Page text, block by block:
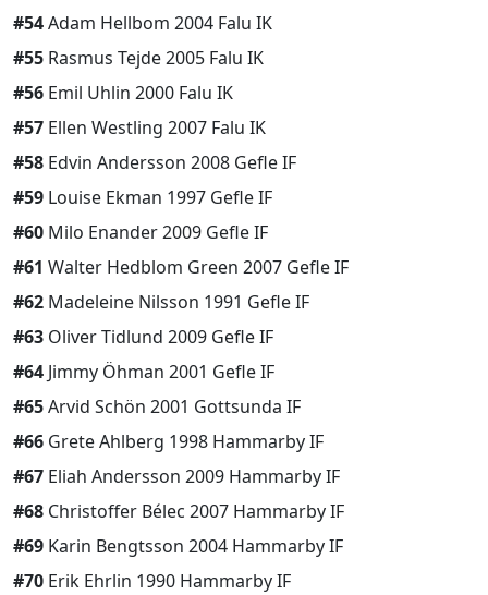
#54Adam Hellbom 2004 Falu IK
#55 Rasmus Tejde 2005 Falu IK
#56 Emil Uhlin 2000 Falu IK
#57 Ellen Westling 2007 Falu IK
#58 Edvin Andersson 2008 Gefle IF
#59 Louise Ekman 1997 Gefle IF
#60 Milo Enander 2009 Gefle IF
#61 Walter Hedblom Green 2007 Gefle IF
#62 Madeleine Nilsson 1991 Gefle IF
#63 Oliver Tidlund 2009 Gefle IF
#64 Jimmy Öhman 2001 Gefle IF
#65Arvid Schön 2001 Gottsunda IF
#66 Grete Ahlberg 1998 Hammarby IF
#67 Eliah Andersson 2009 Hammarby IF
#68 Christoffer Bélec 2007 Hammarby IF
#69 Karin Bengtsson 2004 Hammarby IF
#70 Erik Ehrlin 1990 Hammarby IF